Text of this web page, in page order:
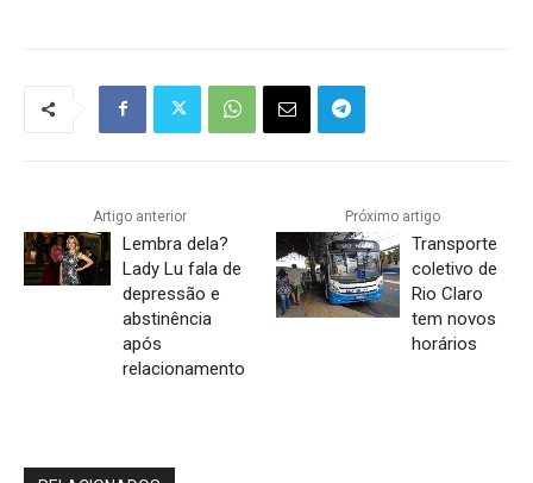
Artigo anterior
Lembra dela?
Lady Lu fala de
depressão e
abstinência
após
relacionamento
Próximo artigo
Transporte
coletivo de
Rio Claro
tem novos
horários